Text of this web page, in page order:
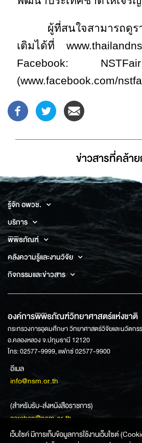
ผู้ที่สนใจสามารถดูร
เติมได้ที่
Facebook:
(www.facebook.com/
ข่าวสารที่่คล้า
รู้จัก อพวช.
บริการ
พิพิธภัณฑ์
คลังความรู้และงานวิจัย
กิจกรรมและข่าวสาร
องค์การพิพิธภัณฑ์วิทยาศาสตร์แห่งชาติ
กระทรวงการอุดมศึกษา วิทยาศาสตร์วิจัยและนวัตก
อ.คลองหลวง จ.ปทุมธานี 12120
โทร: 02577-9999, แฟกซ์ 02577-9900
อีเมล
info@nsm.or.th
(สำหรับรับ-ส่งหนังสือราชการ)
saraban@nsm.or.th
เว็บไซค์ มีการเก็บข้อมูลการใช้งานเว็บไซต์